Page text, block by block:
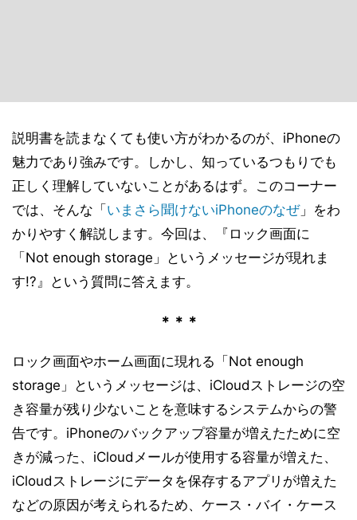
説明書を読まなくても使い方がわかるのが、iPhoneの
魅力であり強みです。しかし、知っているつもりでも
正しく理解していないことがあるはず。このコーナー
では、そんな「 いまさら聞けないiPhoneのなぜ」をわ
かりやすく解説します。今回は、『ロック画面に
「Not enough storage」というメッセージが現れま
す!?』という質問に答えます。
＊＊＊
ロック画面やホーム画面に現れる「Not enough
storage」というメッセージは、iCloudストレージの空
き容量が残り少ないことを意味するシステムからの警
告です。iPhoneのバックアップ容量が増えたために空
きが減った、iCloudメールが使用する容量が増えた、
iCloudストレージにデータを保存するアプリが増えた
などの原因が考えられるため、ケース・バイ・ケース